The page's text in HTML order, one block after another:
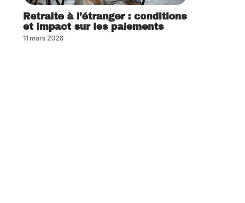
Retraite à l’étranger : conditions
et impact sur les paiements
11 mars 2026